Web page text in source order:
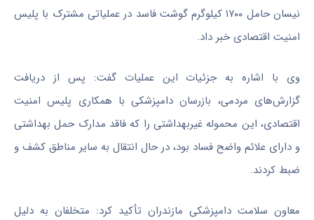
نیسان حامل ۱۷۰۰کیلوگرم گوشت فاسد در عملیاتی مشترک با پلیس
امنیت اقتصادی خبر داد.
وی با اشاره به جزئیات این عملیات گفت: پس از دریافت
گزارش‌های مردمی، بازرسان دامپزشکی با همکاری پلیس امنیت
اقتصادی، این محموله غیربهداشتی را که فاقد مدارک حمل بهداشتی
و دارای علائم واضح فساد بود، در حال انتقال به سایر مناطق کشف و
ضبط کردند.
معاون سلامت دامپزشکی مازندران تأکید کرد: متخلفان به دلیل